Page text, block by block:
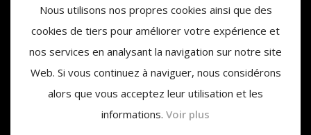
Nous utilisons nos propres cookies ainsi que des
cookies de tiers pour améliorer votre expérience et
nos services en analysant la navigation sur notre site
Web. Si vous continuez à naviguer, nous considérons
alors que vous acceptez leur utilisation et les
informations. Voir plus
3959 Route des Pinchinats